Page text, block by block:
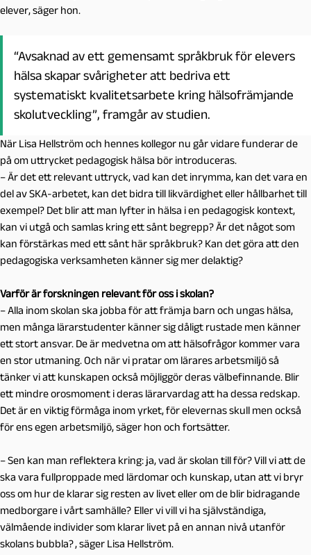
elever, säger hon.
“Avsaknad av ett gemensamt språkbruk för elevers
hälsa skapar svårigheter att bedriva ett
systematiskt kvalitetsarbete kring hälsofrämjande
skolutveckling”, framgår av studien.
När Lisa Hellström och hennes kollegor nu går vidare funderar de
på om uttrycket pedagogisk hälsa bör introduceras.
– Är det ett relevant uttryck, vad kan det inrymma, kan det vara en
del av SKA-arbetet, kan det bidra till likvärdighet eller hållbarhet till
exempel? Det blir att man lyfter in hälsa i en pedagogisk kontext,
kan vi utgå och samlas kring ett sånt begrepp? Är det något som
kan förstärkas med ett sånt här språkbruk? Kan det göra att den
pedagogiska verksamheten känner sig mer delaktig?
Varför är forskningen relevant för oss i skolan?
– Alla inom skolan ska jobba för att främja barn och ungas hälsa,
men många lärarstudenter känner sig dåligt rustade men känner
ett stort ansvar. De är medvetna om att hälsofrågor kommer vara
en stor utmaning. Och när vi pratar om lärares arbetsmiljö så
tänker vi att kunskapen också möjliggör deras välbefinnande. Blir
ett mindre orosmoment i deras lärarvardag att ha dessa redskap.
Det är en viktig förmåga inom yrket, för elevernas skull men också
för ens egen arbetsmiljö, säger hon och fortsätter.
– Sen kan man reflektera kring: ja, vad är skolan till för? Vill vi att de
ska vara fullproppade med lärdomar och kunskap, utan att vi bryr
oss om hur de klarar sig resten av livet eller om de blir bidragande
medborgare i vårt samhälle? Eller vi vill vi ha självständiga,
välmående individer som klarar livet på en annan nivå utanför
skolans bubbla? , säger Lisa Hellström.